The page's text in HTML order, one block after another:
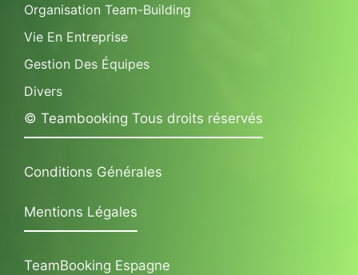
Organisation Team-Building
Vie En Entreprise
Gestion Des Équipes
Divers
© Teambooking Tous droits réservés
Conditions Générales
Mentions Légales
TeamBooking Espagne